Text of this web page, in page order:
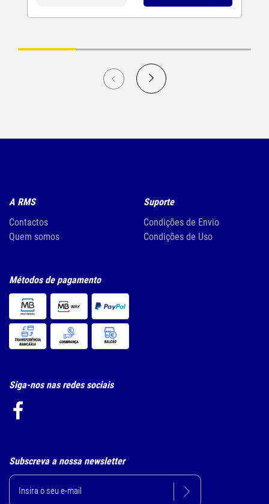
A RMS
Contactos
Quem somos
Suporte
Condições de Envio
Condições de Uso
Métodos de pagamento
Siga-nos nas redes sociais
Subscreva a nossa newsletter